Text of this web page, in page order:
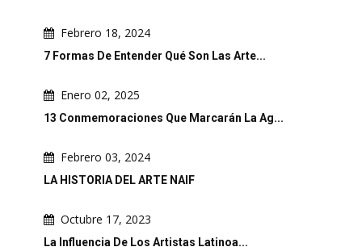
Febrero 18, 2024
7 Formas De Entender Qué Son Las Arte...
Enero 02, 2025
13 Conmemoraciones Que Marcarán La Ag...
Febrero 03, 2024
LA HISTORIA DEL ARTE NAIF
Octubre 17, 2023
La Influencia De Los Artistas Latinoa...